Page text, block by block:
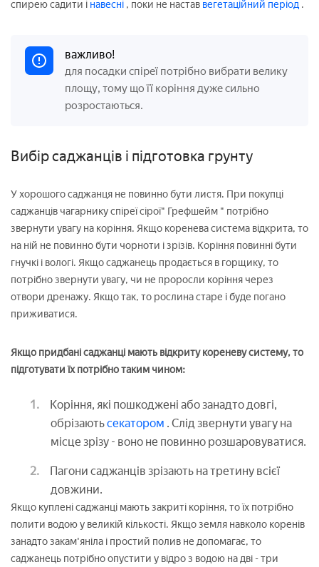
спирею садити і навесні , поки не настав вегетаційний період .
важливо!
для посадки спіреї потрібно вибрати велику
площу, тому що її коріння дуже сильно
розростаються.
Вибір саджанців і підготовка грунту
У хорошого саджанця не повинно бути листя. При покупці
саджанців чагарнику спіреї сірої" Грефшейм " потрібно
звернути увагу на коріння. Якщо коренева система відкрита, то
на ній не повинно бути чорноти і зрізів. Коріння повинні бути
гнучкі і вологі. Якщо саджанець продається в горщику, то
потрібно звернути увагу, чи не проросли коріння через
отвори дренажу. Якщо так, то рослина старе і буде погано
приживатися.
Якщо придбані саджанці мають відкриту кореневу систему, то
підготувати їх потрібно таким чином:
Коріння, які пошкоджені або занадто довгі,
обрізаютьсекатором . Слід звернути увагу на
місце зрізу - воно не повинно розшаровуватися.
Пагони саджанців зрізають на третину всієї
довжини.
Якщо куплені саджанці мають закриті коріння, то їх потрібно
полити водою у великій кількості. Якщо земля навколо коренів
занадто закам'яніла і простий полив не допомагає, то
саджанець потрібно опустити у відро з водою на дві - три